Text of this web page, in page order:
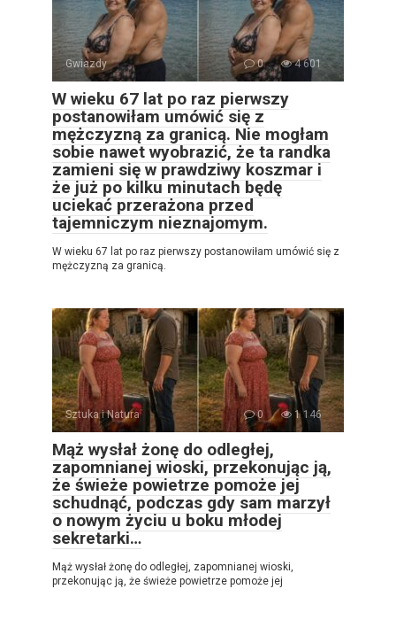
Gwiazdy 0 4 601
W wieku 67 lat po raz pierwszy
postanowiłam umówić się z
mężczyzną za granicą. Nie mogłam
sobie nawet wyobrazić, że ta randka
zamieni się w prawdziwy koszmar i
że już po kilku minutach będę
uciekać przerażona przed
tajemniczym nieznajomym.
W wieku 67 lat po raz pierwszy postanowiłam umówić się z
mężczyzną za granicą.
Sztuka i Natura 0 1 146
Mąż wysłał żonę do odległej,
zapomnianej wioski, przekonując ją,
że świeże powietrze pomoże jej
schudnąć, podczas gdy sam marzył
o nowym życiu u boku młodej
sekretarki…
Mąż wysłał żonę do odległej, zapomnianej wioski,
przekonując ją, że świeże powietrze pomoże jej